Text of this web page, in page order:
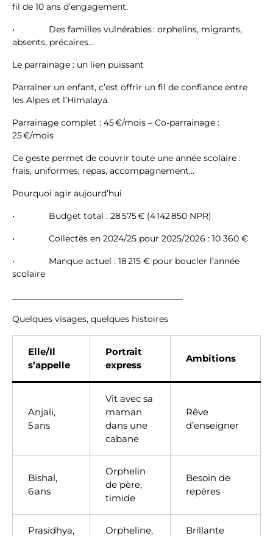
fil de 10 ans d’engagement.
• Des familles vulnérables : orphelins, migrants,
absents, précaires…
Le parrainage : un lien puissant
Parrainer un enfant, c’est offrir un fil de confiance entre
les Alpes et l’Himalaya.
Parrainage complet : 45 €/mois – Co-parrainage :
25 €/mois
Ce geste permet de couvrir toute une année scolaire :
frais, uniformes, repas, accompagnement…
Pourquoi agir aujourd’hui
• Budget total : 28 575 € (4 142 850 NPR)
• Collectés en 2024/25 pour 2025/2026 : 10 360 €
• Manque actuel : 18 215 € pour boucler l’année
scolaire
Quelques visages, quelques histoires
Elle/Il
s’appelle
Portrait
express
Ambitions
Anjali,
5 ans
Vit avec sa
maman
dans une
cabane
Rêve
d’enseigner
Bishal,
6 ans
Orphelin
de père,
timide
Besoin de
repères
Prasidhya,
Orpheline,
Brillante